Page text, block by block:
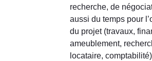
recherche, de
aussi du temps pour
du projet (travaux,
ameublement,
locataire,